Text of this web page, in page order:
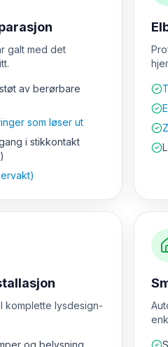
galt med det
av berørbare
som løser ut
i stikkontakt
komplette lysdesign-
og belysning